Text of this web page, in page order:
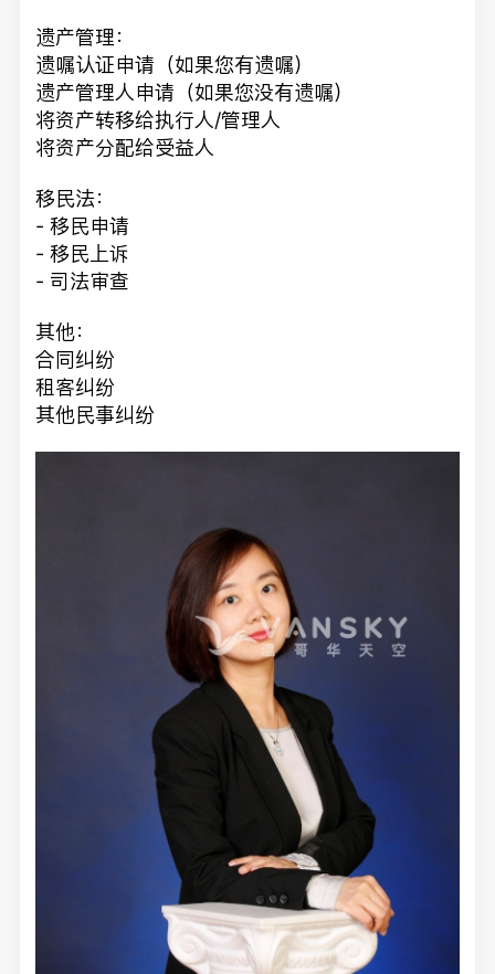
遗产管理：
遗嘱认证申请（如果您有遗嘱）
遗产管理人申请（如果您没有遗嘱）
将资产转移给执行人/管理人
将资产分配给受益人
移民法：
- 移民申请
- 移民上诉
- 司法审查
其他：
合同纠纷
租客纠纷
其他民事纠纷